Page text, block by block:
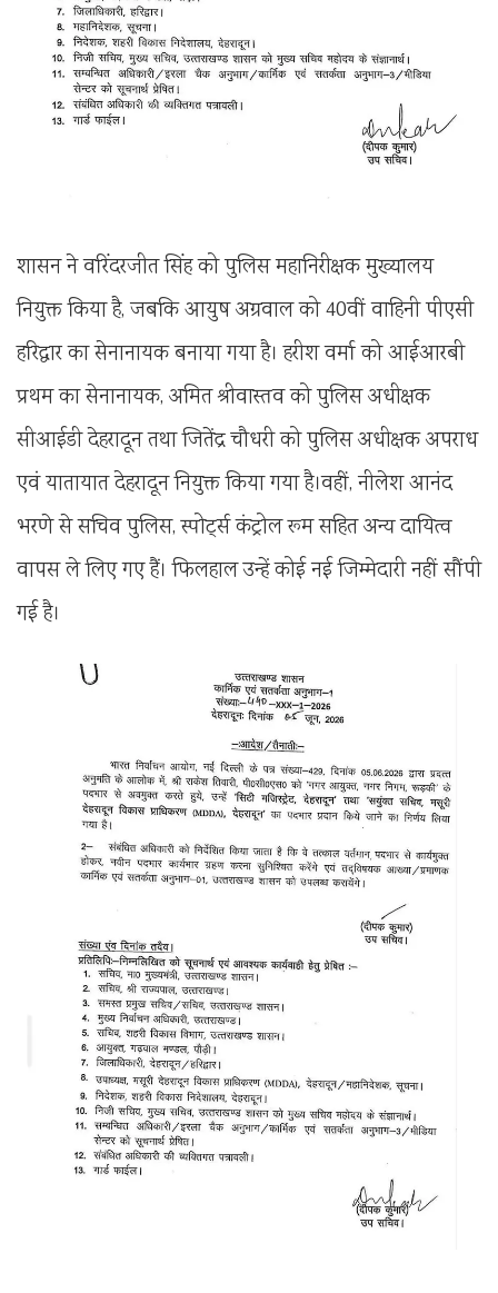
शासन ने वरिंदरजीत सिंह को पुलिस महानिरीक्षक मुख्यालय
नियुक्त किया है, जबकि आयुष अग्रवाल को 40वीं वाहिनी पीएसी
हरिद्वार का सेनानायक बनाया गया है। हरीश वर्मा को आईआरबी
प्रथम का सेनानायक, अमित श्रीवास्तव को पुलिस अधीक्षक
सीआईडी देहरादून तथा जितेंद्र चौधरी को पुलिस अधीक्षक अपराध
एवं यातायात देहरादून नियुक्त किया गया है।वहीं, नीलेश आनंद
भरणे से सचिव पुलिस, स्पोर्ट्स कंट्रोल रूम सहित अन्य दायित्व
वापस ले लिए गए हैं। फिलहाल उन्हें कोई नई जिम्मेदारी नहीं सौंपी
गई है।